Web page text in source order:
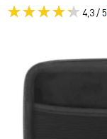
4,3 / 5